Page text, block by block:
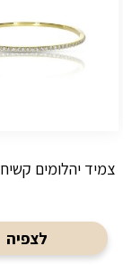
צמיד יהלומים קשיח M – 9116
לצפיה